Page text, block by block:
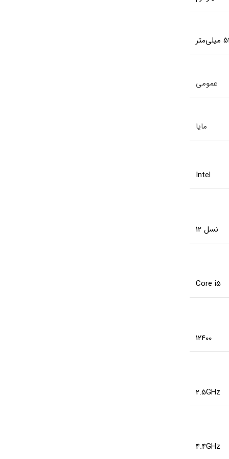
عمومی
مایا
Intel
نسل 12
Core i5
12400
2.5GHz
4.4GHz